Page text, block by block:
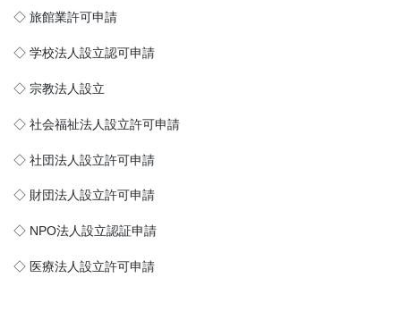
◇ 旅館業許可申請
◇ 学校法人設立認可申請
◇ 宗教法人設立
◇ 社会福祉法人設立許可申請
◇ 社団法人設立許可申請
◇ 財団法人設立許可申請
◇ NPO法人設立認証申請
◇ 医療法人設立許可申請